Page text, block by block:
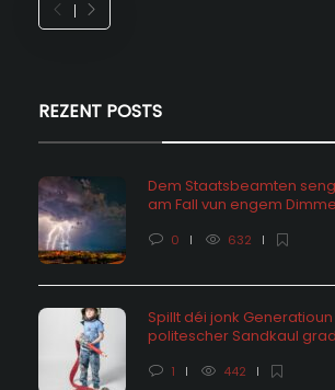
REZENT POSTS
Dem Staatsbeamten
am Fall vun engem
0 632
Spillt déi jonk
politescher Sandkaul
1 442